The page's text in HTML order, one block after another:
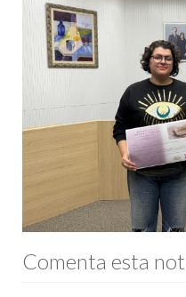
Comenta esta